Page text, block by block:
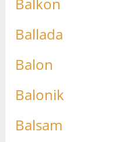
Balkon
Ballada
Balon
Balonik
Balsam